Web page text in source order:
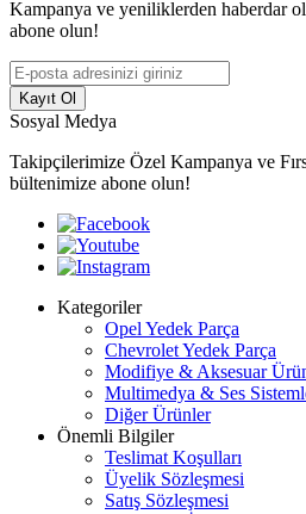
Kampanya ve yeniliklerden haberdar
abone olun!
Kayıt Ol
Sosyal Medya
Takipçilerimize Özel Kampanya ve
bültenimize abone olun!
Kategoriler
Opel Yedek Parça
Chevrolet Yedek Parça
Modifiye & Aksesuar
Multimedya & Ses
Diğer Ürünler
Önemli Bilgiler
Teslimat Koşulları
Üyelik Sözleşmesi
Satış Sözleşmesi